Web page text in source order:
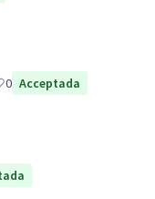
0 Acceptada